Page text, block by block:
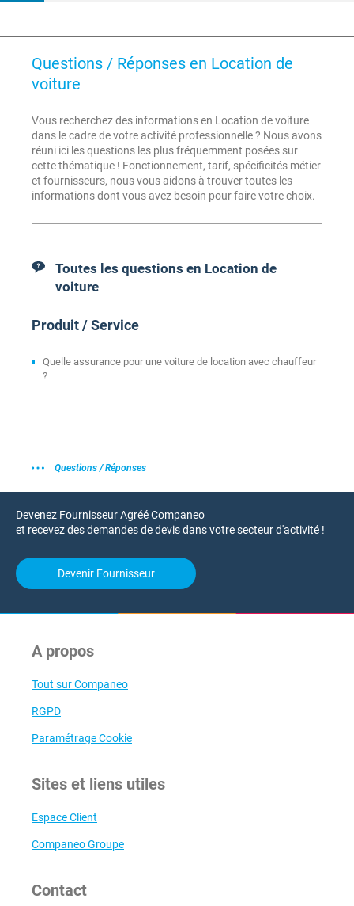
Questions / Réponses en Location de
voiture
Vous recherchez des informations en Location de voiture
dans le cadre de votre activité professionnelle ? Nous avons
réuni ici les questions les plus fréquemment posées sur
cette thématique ! Fonctionnement, tarif, spécificités métier
et fournisseurs, nous vous aidons à trouver toutes les
informations dont vous avez besoin pour faire votre choix.
Toutes les questions en Location de
voiture
Produit / Service
Quelle assurance pour une voiture de location avec chauffeur
?
Questions / Réponses
Devenez Fournisseur Agréé Companeo
et recevez des demandes de devis dans votre secteur d'activité !
Devenir Fournisseur
A propos
Tout sur Companeo
RGPD
Paramétrage Cookie
Sites et liens utiles
Espace Client
Companeo Groupe
Contact